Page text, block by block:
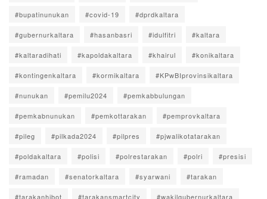
#bupatinunukan #covid-19 #dprdkaltara
#gubernurkaltara #hasanbasri #idulfitri #kaltara
#kaltaradihati #kapoldakaltara #khairul #konikaltara
#kontingenkaltara #kormikaltara #KPwBIprovinsikaltara
#nunukan #pemilu2024 #pemkabbulungan
#pemkabnunukan #pemkottarakan #pemprovkaltara
#pileg #pilkada2024 #pilpres #pjwalikotatarakan
#poldakaltara #polisi #polrestarakan #polri #presisi
#ramadan #senatorkaltara #syarwani #tarakan
#tarakanhibot #tarakansmartcity #wakilgubernurkaltara